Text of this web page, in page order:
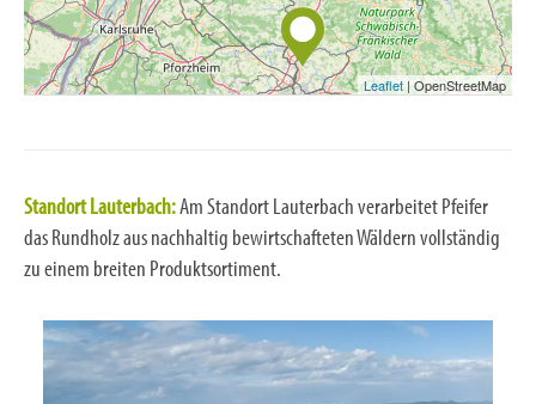
Leaflet | OpenStreetMap
Standort Lauterbach:Am Standort Lauterbach verarbeitet Pfeifer
das Rundholz aus nachhaltig bewirtschafteten Wäldern vollständig
zu einem breiten Produktsortiment.